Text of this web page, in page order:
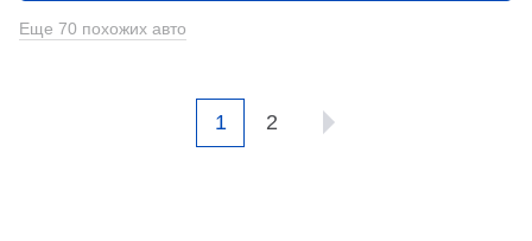
Еще 70 похожих авто
1 2